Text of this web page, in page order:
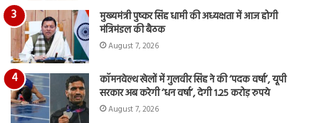
मुख्यमंत्री पुष्कर सिंह धामी की अध्यक्षता में आज होगी
मंत्रिमंडल की बैठक
August 7, 2026
कॉमनवेल्थ खेलों में गुलवीर सिंह ने की ‘पदक वर्षा’, यूपी
सरकार अब करेगी ‘धन वर्षा’, देगी 1.25 करोड़ रुपये
August 7, 2026